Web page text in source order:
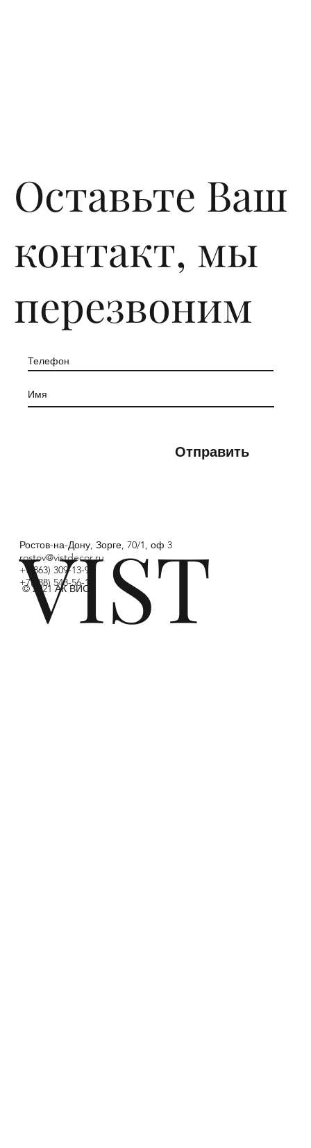
Оставьте Ваш
контакт, мы
перезвоним
VIST
© 2021 АК ВИСТ
Ростов-на-Дону, Зорге, 70/1, оф 3
rostov@vistdecor.ru
+7(863) 309-13-96
+7(988) 543-56-11
Отправить